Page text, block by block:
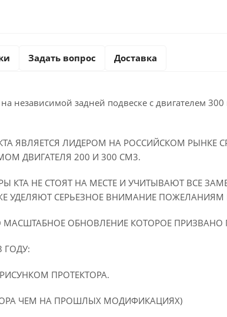
Задать вопрос Доставка
независимой задней подвеске с двигателем 300
ЯВЛЯЕТСЯ ЛИДЕРОМ НА РОССИЙСКОМ РЫНКЕ
ДВИГАТЕЛЯ 200 И 300 СМ3.
КТА НЕ СТОЯТ НА МЕСТЕ И УЧИТЫВАЮТ ВСЕ
УДЕЛЯЮТ СЕРЬЕЗНОЕ ВНИМАНИЕ ПОЖЕЛАНИЯМ
МАСШТАБНОЕ ОБНОВЛЕНИЕ КОТОРОЕ
ГОДУ:
ПРОТЕКТОРА.
ЧЕМ НА ПРОШЛЫХ МОДИФИКАЦИЯХ)